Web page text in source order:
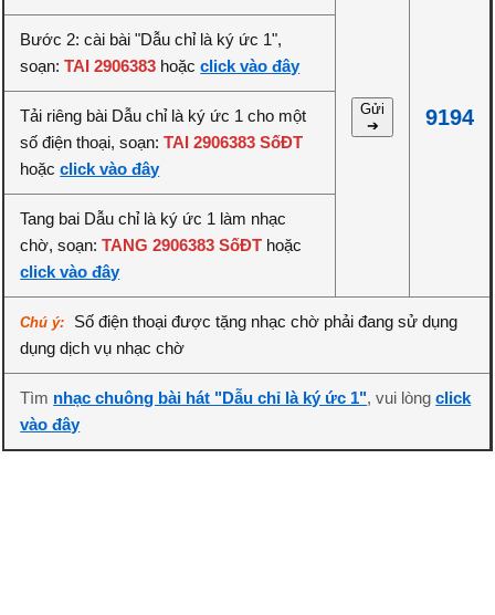
Gửi
➔
9194
Bước 2: cài bài "Dẫu chỉ là ký ức 1",
soạn:TAI 2906383 hoặcclick vào đây
Tải riêng bài Dẫu chỉ là ký ức 1 cho một
số điện thoại, soạn:TAI 2906383 SốĐT
hoặcclick vào đây
Tang bai Dẫu chỉ là ký ức 1 làm nhạc
chờ, soạn:TANG 2906383 SốĐT hoặc
click vào đây
Chú ý:
Số điện thoại được tặng nhạc chờ phải đang sử dụng
dụng dịch vụ nhạc chờ
Tìm nhạc chuông bài hát "Dẫu chỉ là ký ức 1", vui lòngclick
vào đây